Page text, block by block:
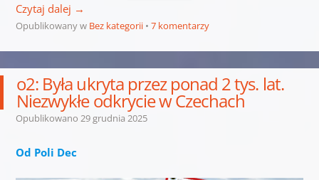
Czytaj dalej →
Opublikowany w Bez kategorii 7 komentarzy
o2: Była ukryta przez ponad 2 tys. lat.
Niezwykłe odkrycie w Czechach
Opublikowano 29 grudnia 2025
Od Poli Dec